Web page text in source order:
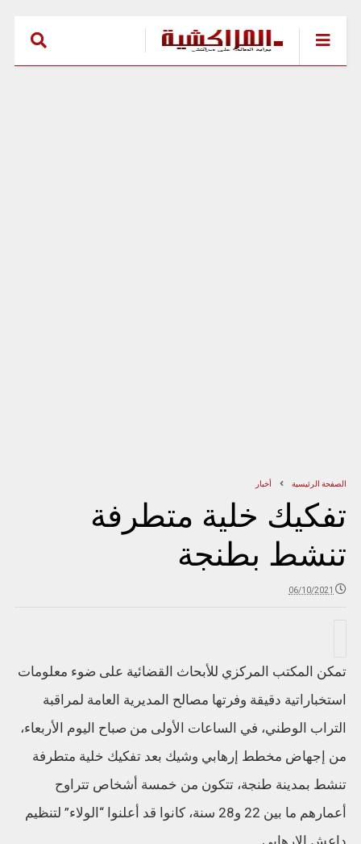
الصفحة الرئيسية أخبار
تفكيك خلية متطرفة
تنشط بطنجة
06/10/2021
تمكن المكتب المركزي للأبحاث القضائية على ضوء معلومات
استخباراتية دقيقة وفرتها مصالح المديرية العامة لمراقبة
التراب الوطني، في الساعات الأولى من صباح اليوم الأربعاء،
من إجهاض مخطط إرهابي وشيك بعد تفكيك خلية متطرفة
تنشط بمدينة طنجة، تتكون من خمسة أشخاص تتراوح
أعمارهم ما بين 22 و28 سنة، كانوا قد أعلنوا “الولاء” لتنظيم
داعش الإرهابي.